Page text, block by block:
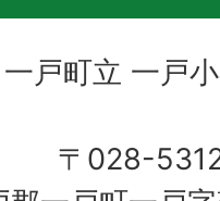
一戸町立 一戸
〒028-